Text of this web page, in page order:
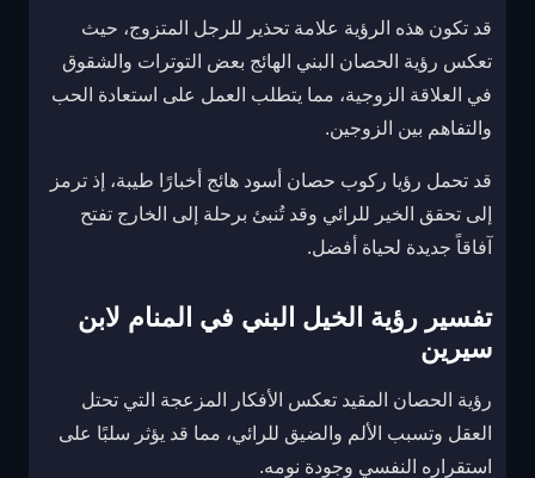
قد تكون هذه الرؤية علامة تحذير للرجل المتزوج، حيث
تعكس رؤية الحصان البني الهائج بعض التوترات والشقوق
في العلاقة الزوجية، مما يتطلب العمل على استعادة الحب
والتفاهم بين الزوجين.
قد تحمل رؤيا ركوب حصان أسود هائج أخبارًا طيبة، إذ ترمز
إلى تحقق الخير للرائي وقد تُنبئ برحلة إلى الخارج تفتح
آفاقاً جديدة لحياة أفضل.
تفسير رؤية الخيل البني في المنام لابن
سيرين
رؤية الحصان المقيد تعكس الأفكار المزعجة التي تحتل
العقل وتسبب الألم والضيق للرائي، مما قد يؤثر سلبًا على
استقراره النفسي وجودة نومه.